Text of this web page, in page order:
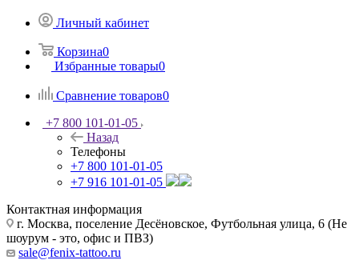
Личный кабинет
Корзина0
Избранные товары0
Сравнение товаров0
+7 800 101-01-05
Назад
Телефоны
+7 800 101-01-05
+7 916 101-01-05
Контактная информация
г. Москва, поселение Десёновское, Футбольная улица, 6 (Не
шоурум - это, офис и ПВЗ)
sale@fenix-tattoo.ru